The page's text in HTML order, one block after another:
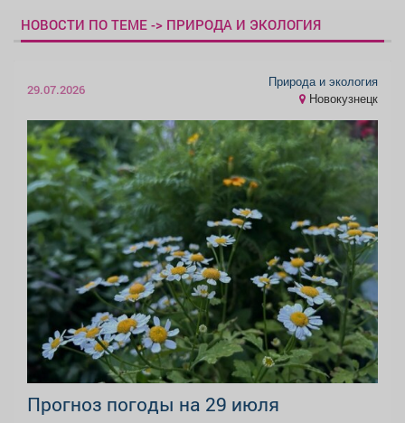
НОВОСТИ ПО ТЕМЕ -> ПРИРОДА И ЭКОЛОГИЯ
29.07.2026
Природа и экология
Новокузнецк
Прогноз погоды на 29 июля